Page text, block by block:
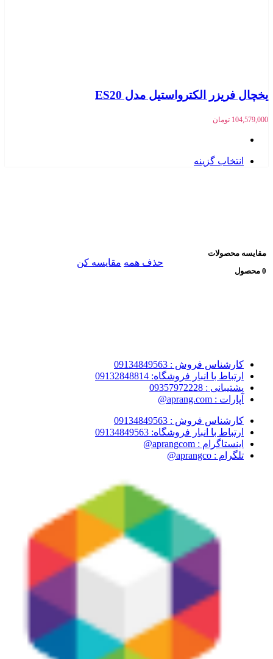
یخچال فریزر الکترواستیل مدل ES20
104,579,000 تومان
انتخاب گزینه
مقایسه محصولات
0 محصول
حذف همه مقایسه کن
کارشناس فروش : 09134849563
ارتباط با انبار فروشگاه: 09132848814
پشتیبانی : 09357972228
آپارات : aprang.com@
کارشناس فروش : 09134849563
ارتباط با انبار فروشگاه: 09134849563
اینستاگرام : aprangcom@
تلگرام : aprangco@